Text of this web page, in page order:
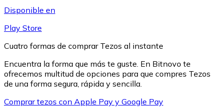
Disponible en
Play Store
Cuatro formas de comprar Tezos al instante
Encuentra la forma que más te guste. En Bitnovo te
ofrecemos multitud de opciones para que compres Tezos
de una forma segura, rápida y sencilla.
Comprar tezos con Apple Pay y Google Pay